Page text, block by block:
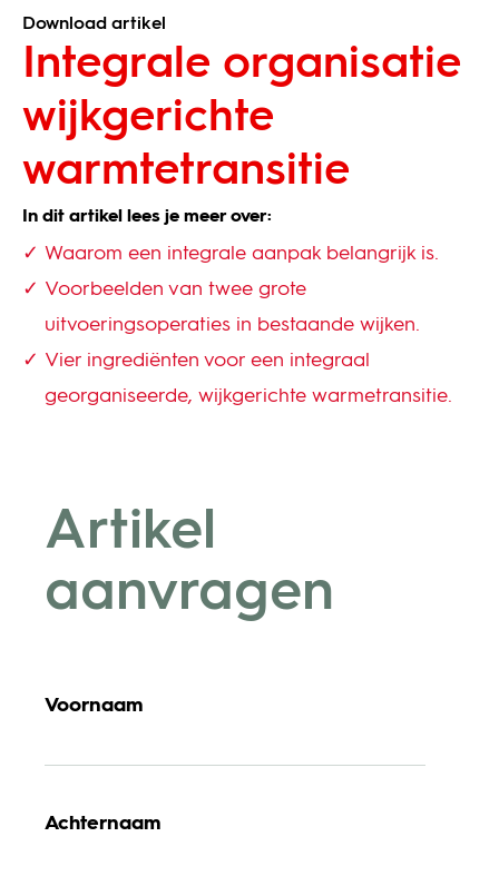
Download artikel
Integrale organisatie
wijkgerichte
warmtetransitie
In dit artikel lees je meer over:
Waarom een integrale aanpak belangrijk is.
Voorbeelden van twee grote
uitvoeringsoperaties in bestaande wijken.
Vier ingrediënten voor een integraal
georganiseerde, wijkgerichte warmetransitie.
Artikel
aanvragen
Voornaam
Achternaam